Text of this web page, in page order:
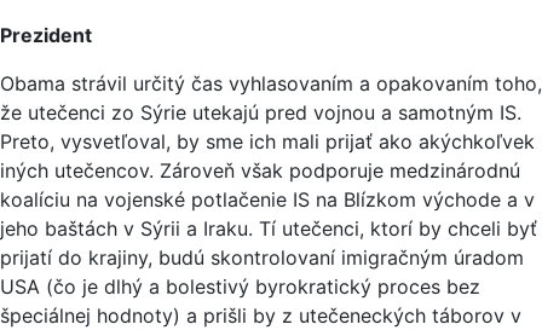
Prezident
Obama strávil určitý čas vyhlasovaním a opakovaním toho,
že utečenci zo Sýrie utekajú pred vojnou a samotným IS.
Preto, vysvetľoval, by sme ich mali prijať ako akýchkoľvek
iných utečencov. Zároveň však podporuje medzinárodnú
koalíciu na vojenské potlačenie IS na Blízkom východe a v
jeho baštách v Sýrii a Iraku. Tí utečenci, ktorí by chceli byť
prijatí do krajiny, budú skontrolovaní imigračným úradom
USA (čo je dlhý a bolestivý byrokratický proces bez
špeciálnej hodnoty) a prišli by z utečeneckých táborov v